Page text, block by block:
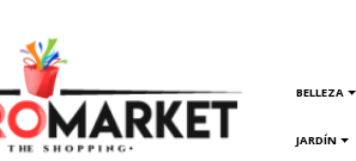
BELLEZA
JARDÍN